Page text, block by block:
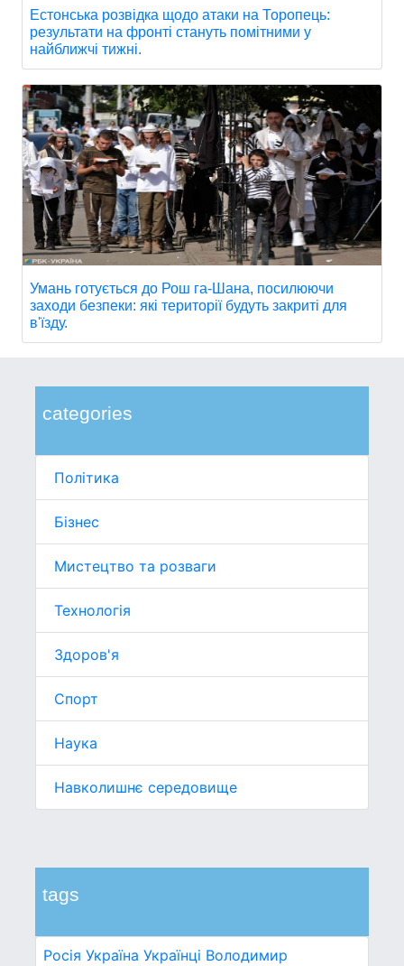
categories
Політика
Бізнес
Мистецтво та розваги
Технологія
Здоров'я
Спорт
Наука
Навколишнє середовище
tags
Росія Україна Українці Володимир
Естонська розвідка щодо атаки на Торопець:
результати на фронті стануть помітними у
найближчі тижні.
Умань готується до Рош га-Шана, посилюючи
заходи безпеки: які території будуть закриті для
в'їзду.